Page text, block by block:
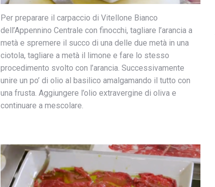
Per preparare il carpaccio di Vitellone Bianco
dell’Appennino Centrale con finocchi, tagliare l’arancia a
metà e spremere il succo di una delle due metà in una
ciotola, tagliare a metà il limone e fare lo stesso
procedimento svolto con l’arancia. Successivamente
unire un po’ di olio al basilico amalgamando il tutto con
una frusta. Aggiungere l’olio extravergine di oliva e
continuare a mescolare.